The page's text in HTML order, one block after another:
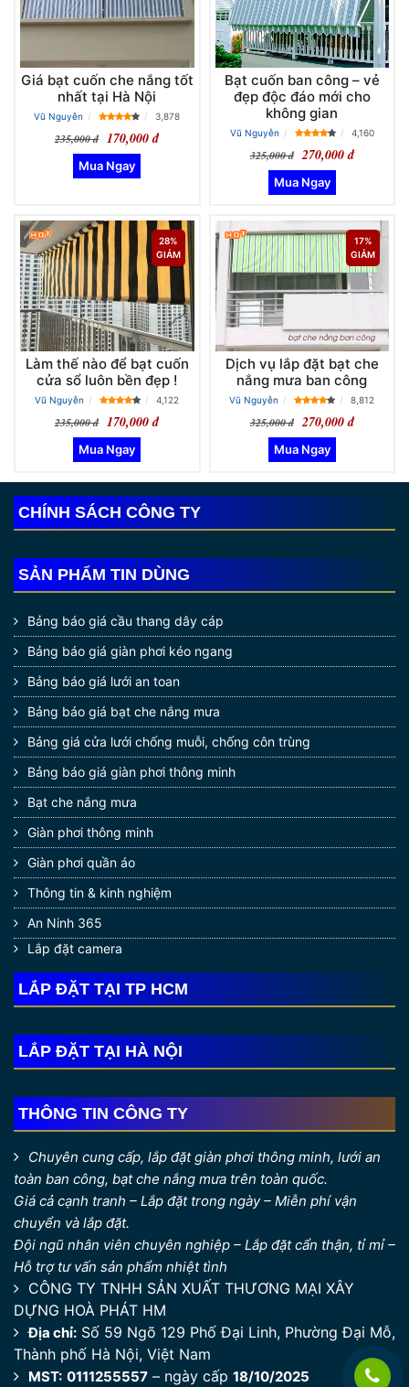
Giá bạt cuốn che nắng tốt
nhất tại Hà Nội
Vũ Nguyễn 3,878
235,000 đ 170,000 đ
Bạt cuốn ban công – vẻ
đẹp độc đáo mới cho
không gian
Vũ Nguyễn 4,160
325,000 đ 270,000 đ
28%
GIẢM
Làm thế nào để bạt cuốn
cửa sổ luôn bền đẹp !
Vũ Nguyễn 4,122
235,000 đ 170,000 đ
17%
GIẢM
Dịch vụ lắp đặt bạt che
nắng mưa ban công
Vũ Nguyễn 8,812
325,000 đ 270,000 đ
CHÍNH SÁCH CÔNG TY
SẢN PHẨM TIN DÙNG
Bảng báo giá cầu thang dây cáp
Bảng báo giá giàn phơi kéo ngang
Bảng báo giá lưới an toan
Bảng báo giá bạt che nắng mưa
Bảng giá cửa lưới chống muỗi, chống côn trùng
Bảng báo giá giàn phơi thông minh
Bạt che nắng mưa
Giàn phơi thông minh
Giàn phơi quần áo
Thông tin & kinh nghiệm
An Ninh 365
Lắp đặt camera
LẮP ĐẶT TẠI TP HCM
LẮP ĐẶT TẠI HÀ NỘI
THÔNG TIN CÔNG TY
Chuyên cung cấp, lắp đặt giàn phơi thông minh, lưới an
toàn ban công, bạt che nắng mưa trên toàn quốc.
Giá cả cạnh tranh – Lắp đặt trong ngày – Miễn phí vận
chuyển và lắp đặt.
Đội ngũ nhân viên chuyên nghiệp – Lắp đặt cẩn thận, tỉ mỉ –
Hỗ trợ tư vấn sản phẩm nhiệt tình
CÔNG TY TNHH SẢN XUẤT THƯƠNG MẠI XÂY
DỰNG HOÀ PHÁT HM
Địa chỉ: Số 59 Ngõ 129 Phố Đại Linh, Phường Đại Mỗ,
Thành phố Hà Nội, Việt Nam
MST: 0111255557 – ngày cấp 18/10/2025